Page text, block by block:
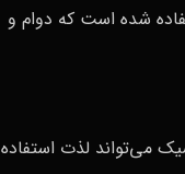
شده است که دوام و
می‌تواند لذت استفاده